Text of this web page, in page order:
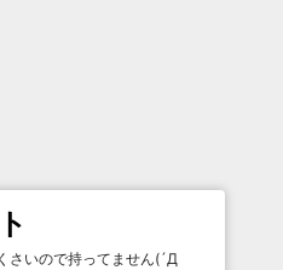
さいので持ってません(´Д